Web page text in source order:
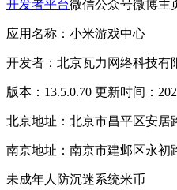
开发者平台微信公众号微博主
应用名称：小米游戏中心
开发者：北京瓦力网络科技有
版本：13.5.0.70 更新时间：
北京地址：北京市昌平区安居
南京地址：南京市建邺区永初
未成年人防沉迷系统米币